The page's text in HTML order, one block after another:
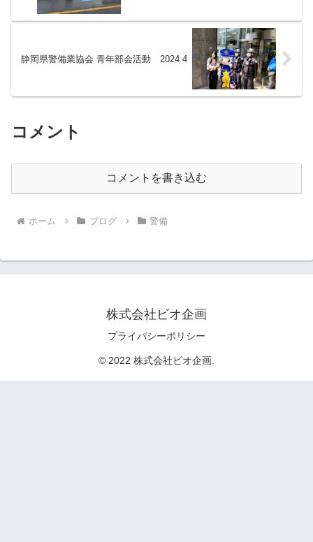
静岡県警備業協会 青年部会活動 2024.4
コメント
コメントを書き込む
ホーム ブログ 警備
株式会社ビオ企画
プライバシーポリシー
© 2022 株式会社ビオ企画.